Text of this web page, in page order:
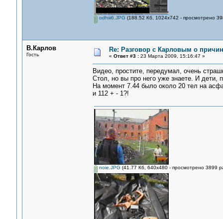
odhiii6.JPG (188.52 Кб, 1024x742 - просмотрено
В.Карлов
Гость
Re: Разговор с Карловым о
« Ответ #3 :23 Марта 2009, 15:16:47 »
Видео, простите, передумал, очень
Стол, но вы про него уже знаете. И дети,
На момент 7.44 было около 20 тел на
и 112 + - 1?!
noie.JPG (41.77 Кб, 640x480 - просмотрено 3899